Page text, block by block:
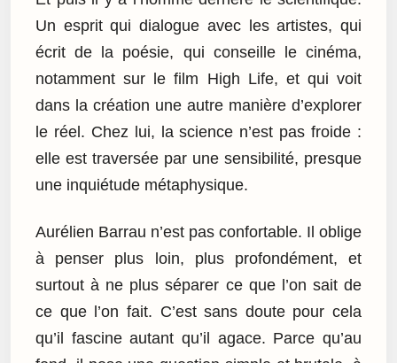
Un esprit qui dialogue avec les artistes, qui
écrit de la poésie, qui conseille le cinéma,
notamment sur le film High Life, et qui voit
dans la création une autre manière d’explorer
le réel. Chez lui, la science n’est pas froide :
elle est traversée par une sensibilité, presque
une inquiétude métaphysique.
Aurélien Barrau n’est pas confortable. Il oblige
à penser plus loin, plus profondément, et
surtout à ne plus séparer ce que l’on sait de
ce que l’on fait. C’est sans doute pour cela
qu’il fascine autant qu’il agace. Parce qu’au